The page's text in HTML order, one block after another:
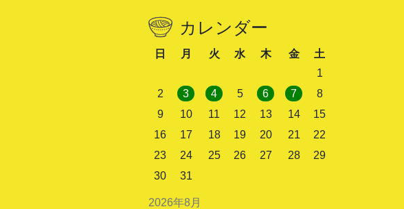
カレンダー
2026年8月
日 月 火 水 木 金
土
1
2
3 4 5 6 7
8
9
10 11 12 13 14
15
16
17 18 19 20 21
22
23
24 25 26 27 28
29
30
31